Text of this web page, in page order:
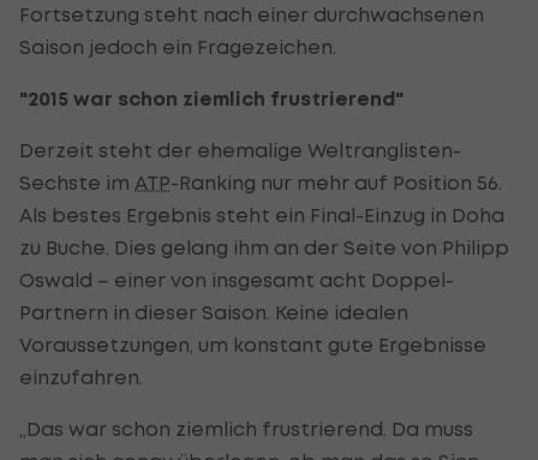
Fortsetzung steht nach einer durchwachsenen
Saison jedoch ein Fragezeichen.
"2015 war schon ziemlich frustrierend"
Derzeit steht der ehemalige Weltranglisten-
Sechste im ATP-Ranking nur mehr auf Position 56.
Als bestes Ergebnis steht ein Final-Einzug in Doha
zu Buche. Dies gelang ihm an der Seite von Philipp
Oswald – einer von insgesamt acht Doppel-
Partnern in dieser Saison. Keine idealen
Voraussetzungen, um konstant gute Ergebnisse
einzufahren.
„Das war schon ziemlich frustrierend. Da muss